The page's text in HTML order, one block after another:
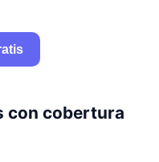
con cobertura